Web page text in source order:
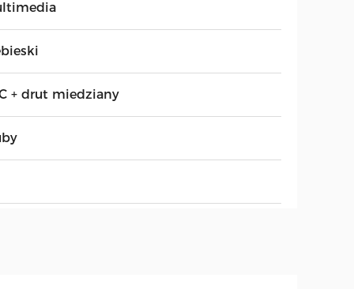
+ drut miedziany